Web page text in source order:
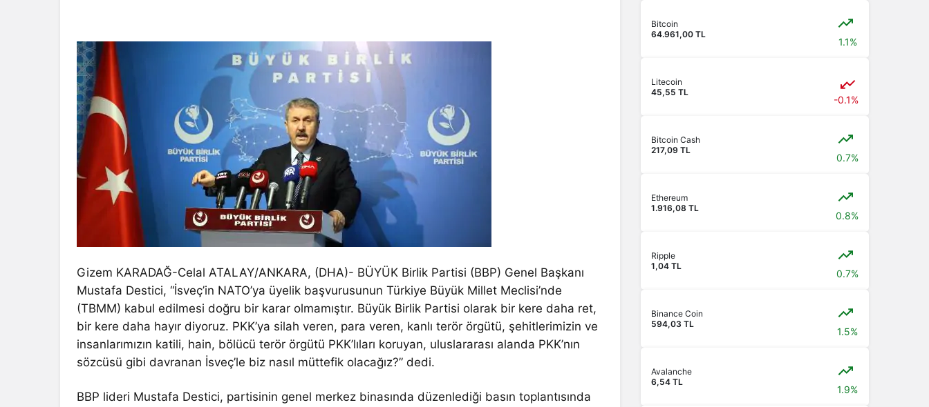
Gizem KARADAĞ-Celal ATALAY/ANKARA, (DHA)- BÜYÜK Birlik Partisi (BBP) Genel Başkanı
Mustafa Destici, “İsveç’in NATO’ya üyelik başvurusunun Türkiye Büyük Millet Meclisi’nde
(TBMM) kabul edilmesi doğru bir karar olmamıştır. Büyük Birlik Partisi olarak bir kere daha ret,
bir kere daha hayır diyoruz. PKK’ya silah veren, para veren, kanlı terör örgütü, şehitlerimizin ve
insanlarımızın katili, hain, bölücü terör örgütü PKK’lıları koruyan, uluslararası alanda PKK’nın
sözcüsü gibi davranan İsveç’le biz nasıl müttefik olacağız?” dedi.
BBP lideri Mustafa Destici, partisinin genel merkez binasında düzenlediği basın toplantısında
Bitcoin
64.961,00 TL
1.1%
Litecoin
45,55 TL
-0.1%
Bitcoin Cash
217,09 TL
0.7%
Ethereum
1.916,08 TL
0.8%
Ripple
1,04 TL
0.7%
Binance Coin
594,03 TL
1.5%
Avalanche
6,54 TL
1.9%